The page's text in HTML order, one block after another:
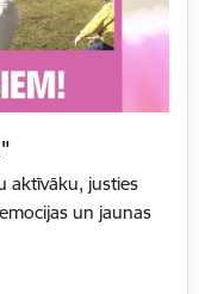
aktīvāku, justies
un jaunas